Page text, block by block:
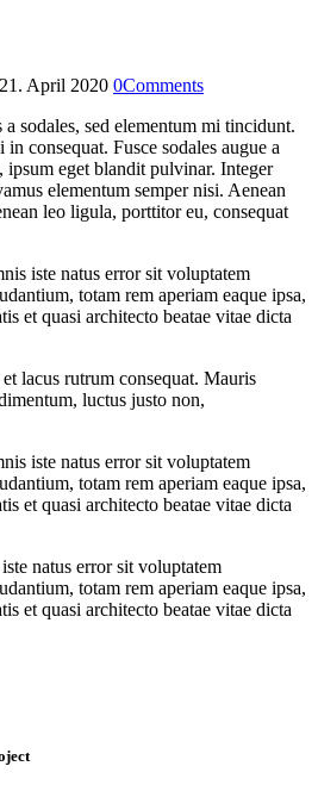
21. April 2020 0Comments
sodales, sed elementum mi tincidunt.
in consequat. Fusce sodales augue a
ipsum eget blandit pulvinar. Integer
elementum semper nisi. Aenean
leo ligula, porttitor eu, consequat
iste natus error sit voluptatem
totam rem aperiam eaque ipsa,
et quasi architecto beatae vitae dicta
lacus rutrum consequat. Mauris
luctus justo non,
iste natus error sit voluptatem
totam rem aperiam eaque ipsa,
et quasi architecto beatae vitae dicta
natus error sit voluptatem
totam rem aperiam eaque ipsa,
et quasi architecto beatae vitae dicta